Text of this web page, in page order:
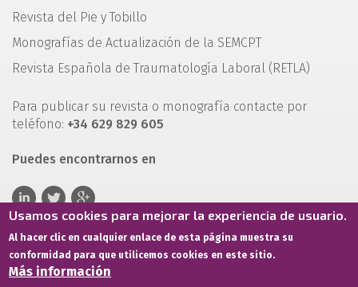
Revista del Pie y Tobillo
Monografías de Actualización de la SEMCPT
Revista Española de Traumatología Laboral (RETLA)
Para publicar su revista o monografía contacte por
teléfono: +34 629 829 605
Puedes encontrarnos en
Usamos cookies para mejorar la experiencia de usuario.
Al hacer clic en cualquier enlace de esta página muestra su
conformidad para que utilicemos cookies en este sitio.
Más información